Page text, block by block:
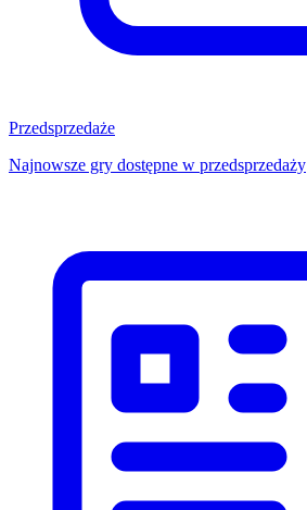
Przedsprzedaże
Najnowsze gry dostępne w przedsprzedaży